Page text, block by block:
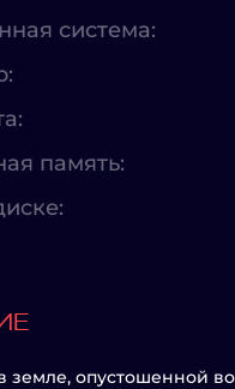
система:
память:
земле, опустошенной